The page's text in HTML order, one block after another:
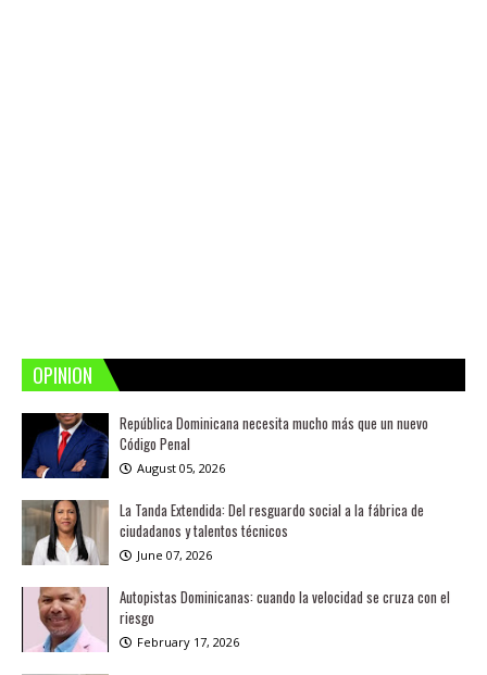
OPINION
República Dominicana necesita mucho más que un nuevo
Código Penal
August 05, 2026
La Tanda Extendida: Del resguardo social a la fábrica de
ciudadanos y talentos técnicos
June 07, 2026
Autopistas Dominicanas: cuando la velocidad se cruza con el
riesgo
February 17, 2026